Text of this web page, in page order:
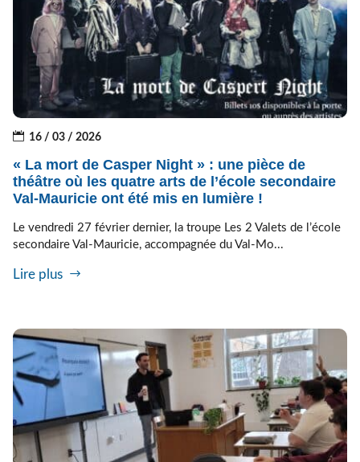
16 / 03 / 2026
« La mort de Casper Night » : une pièce de
théâtre où les quatre arts de l’école secondaire
Val-Mauricie ont été mis en lumière !
Le vendredi 27 février dernier, la troupe Les 2 Valets de l’école
secondaire Val-Mauricie, accompagnée du Val-Mo...
Lire plus